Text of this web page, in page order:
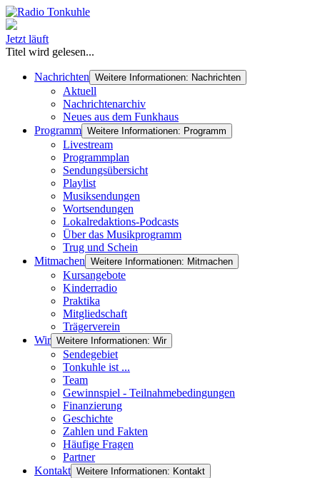
Jetzt läuft
Titel wird gelesen...
Nachrichten Weitere Informationen: Nachrichten
Aktuell
Nachrichtenarchiv
Neues aus dem Funkhaus
Programm Weitere Informationen: Programm
Livestream
Programmplan
Sendungsübersicht
Playlist
Musiksendungen
Wortsendungen
Lokalredaktions-Podcasts
Über das Musikprogramm
Trug und Schein
Mitmachen Weitere Informationen: Mitmachen
Kursangebote
Kinderradio
Praktika
Mitgliedschaft
Trägerverein
Wir Weitere Informationen: Wir
Sendegebiet
Tonkuhle ist ...
Team
Gewinnspiel - Teilnahmebedingungen
Finanzierung
Geschichte
Zahlen und Fakten
Häufige Fragen
Partner
Kontakt Weitere Informationen: Kontakt